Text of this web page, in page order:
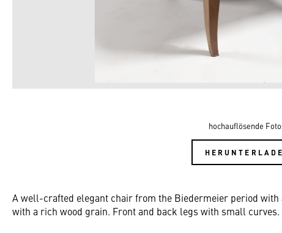
hochauflösende
A well-crafted elegant chair from the Biedermeier period
with a rich wood grain. Front and back legs with small